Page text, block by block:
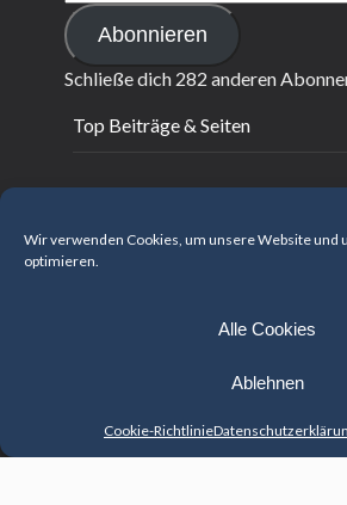
Wir verwenden Cookies, um unsere Website und
optimieren.
Alle Cookies
Ablehnen
Cookie-Richtlinie
Mail-
Adresse
Abonnieren
Schließe dich 282 anderen
Top Beiträge & Seiten
Fliegende Sterne - März 2022
Arbeitsbuch 2022
Fliegende Sterne - November 2021
BaZi – entdecke dich neu!
Feng Shui gegen Corona-Blues